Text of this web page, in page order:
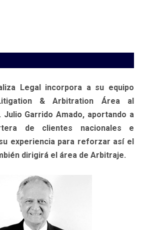
Legal incorpora a su equipo
& Arbitration Área al
Julio Garrido Amado, aportando a
de clientes nacionales e
experiencia para reforzar así el
dirigirá el área de Arbitraje.